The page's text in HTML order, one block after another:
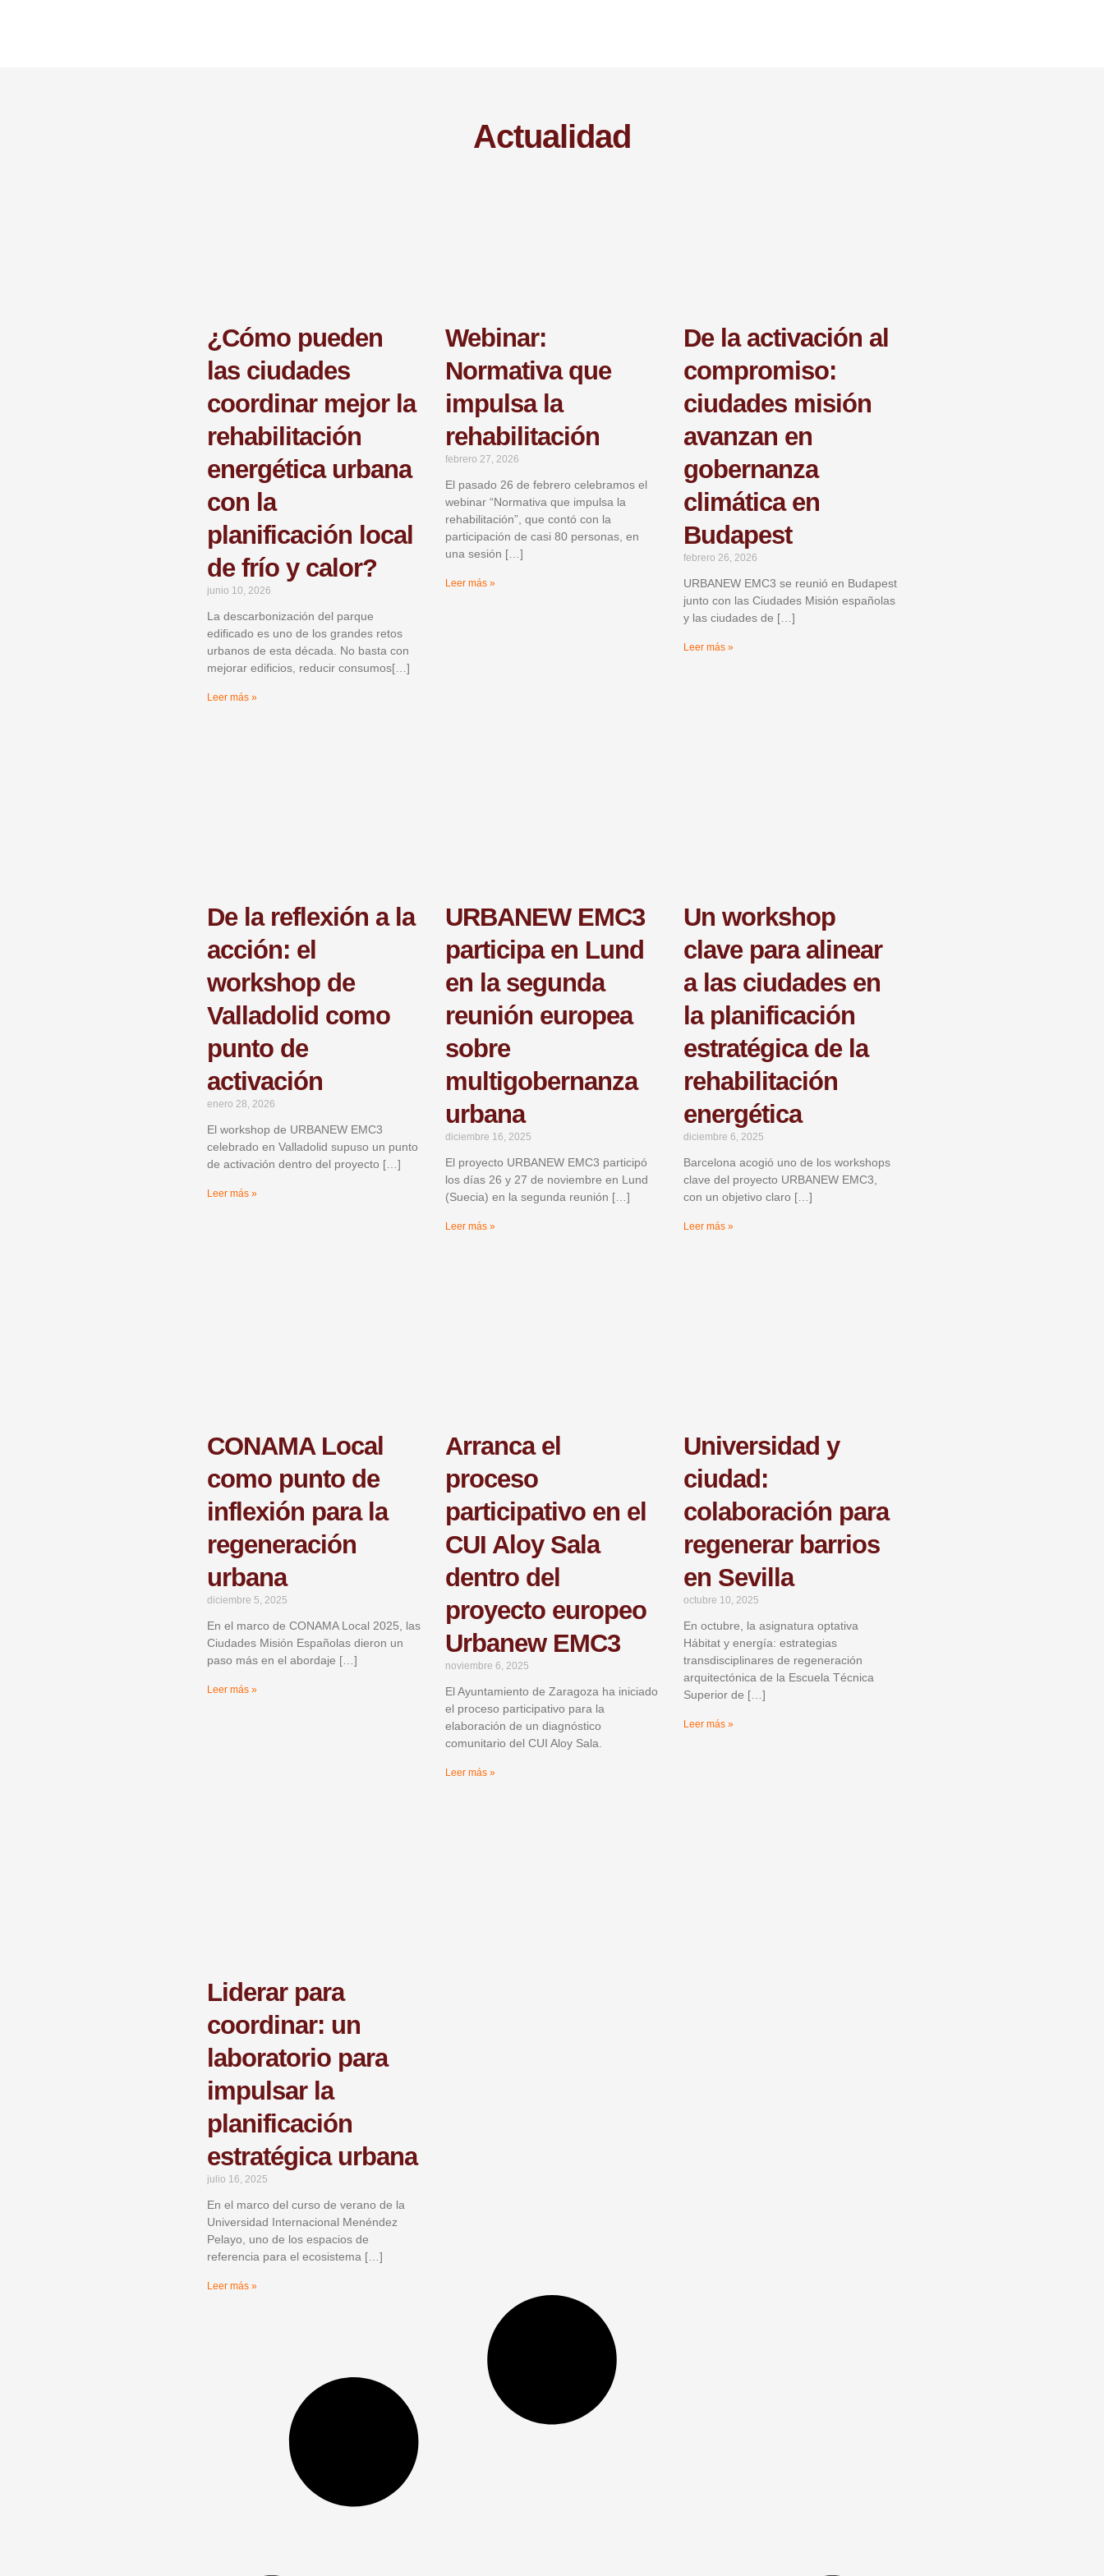
Actualidad
¿Cómo pueden
las ciudades
coordinar mejor la
rehabilitación
energética urbana
con la
planificación local
de frío y calor?
junio 10, 2026
La descarbonización del parque
edificado es uno de los grandes retos
urbanos de esta década. No basta con
mejorar edificios, reducir consumos[…]
Leer más »
Webinar:
Normativa que
impulsa la
rehabilitación
febrero 27, 2026
El pasado 26 de febrero celebramos el
webinar “Normativa que impulsa la
rehabilitación”, que contó con la
participación de casi 80 personas, en
una sesión […]
Leer más »
De la activación al
compromiso:
ciudades misión
avanzan en
gobernanza
climática en
Budapest
febrero 26, 2026
URBANEW EMC3 se reunió en Budapest
junto con las Ciudades Misión españolas
y las ciudades de […]
Leer más »
De la reflexión a la
acción: el
workshop de
Valladolid como
punto de
activación
enero 28, 2026
El workshop de URBANEW EMC3
celebrado en Valladolid supuso un punto
de activación dentro del proyecto […]
Leer más »
URBANEW EMC3
participa en Lund
en la segunda
reunión europea
sobre
multigobernanza
urbana
diciembre 16, 2025
El proyecto URBANEW EMC3 participó
los días 26 y 27 de noviembre en Lund
(Suecia) en la segunda reunión […]
Leer más »
Un workshop
clave para alinear
a las ciudades en
la planificación
estratégica de la
rehabilitación
energética
diciembre 6, 2025
Barcelona acogió uno de los workshops
clave del proyecto URBANEW EMC3,
con un objetivo claro […]
Leer más »
CONAMA Local
como punto de
inflexión para la
regeneración
urbana
diciembre 5, 2025
En el marco de CONAMA Local 2025, las
Ciudades Misión Españolas dieron un
paso más en el abordaje […]
Leer más »
Arranca el
proceso
participativo en el
CUI Aloy Sala
dentro del
proyecto europeo
Urbanew EMC3
noviembre 6, 2025
El Ayuntamiento de Zaragoza ha iniciado
el proceso participativo para la
elaboración de un diagnóstico
comunitario del CUI Aloy Sala.
Leer más »
Universidad y
ciudad:
colaboración para
regenerar barrios
en Sevilla
octubre 10, 2025
En octubre, la asignatura optativa
Hábitat y energía: estrategias
transdisciplinares de regeneración
arquitectónica de la Escuela Técnica
Superior de […]
Leer más »
Liderar para
coordinar: un
laboratorio para
impulsar la
planificación
estratégica urbana
julio 16, 2025
En el marco del curso de verano de la
Universidad Internacional Menéndez
Pelayo, uno de los espacios de
referencia para el ecosistema […]
Leer más »